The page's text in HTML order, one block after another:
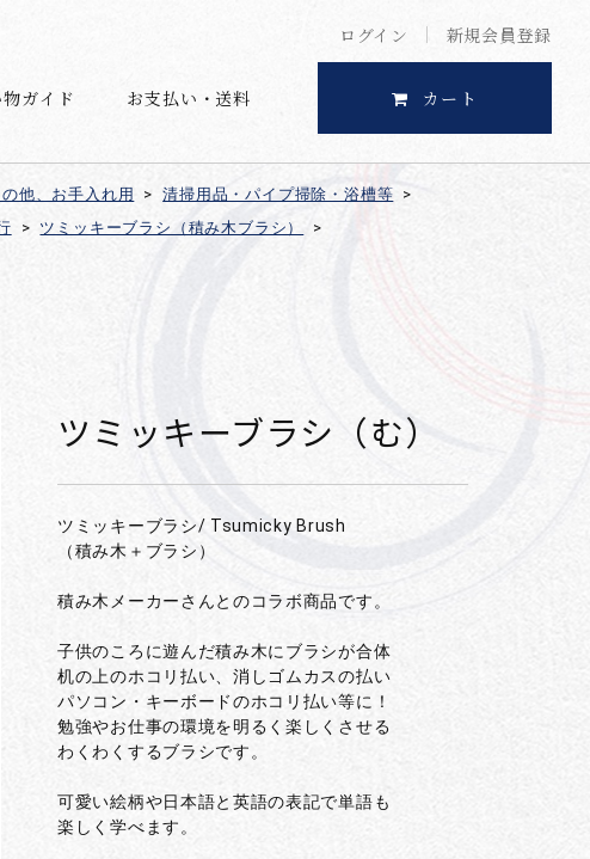
ログイン 新規会員登録
ガイド お支払い・送料 カート
の他、お手入れ用 > 清掃用品・パイプ掃除・浴槽等 >
> ツミッキーブラシ（積み木ブラシ）
>
ツミッキーブラシ（む）
ツミッキーブラシ/ Tsumicky Brush
（積み木＋ブラシ）
積み木メーカーさんとのコラボ商品です。
子供のころに遊んだ積み木にブラシが合体
机の上のホコリ払い、消しゴムカスの払い
パソコン・キーボードのホコリ払い等に！
勉強やお仕事の環境を明るく楽しくさせる
わくわくするブラシです。
可愛い絵柄や日本語と英語の表記で単語も
楽しく学べます。